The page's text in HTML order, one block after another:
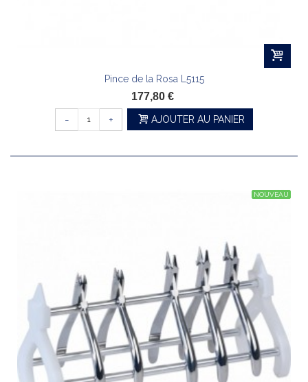
Pince de la Rosa L5115
177,80 €
- + AJOUTER AU PANIER
NOUVEAU